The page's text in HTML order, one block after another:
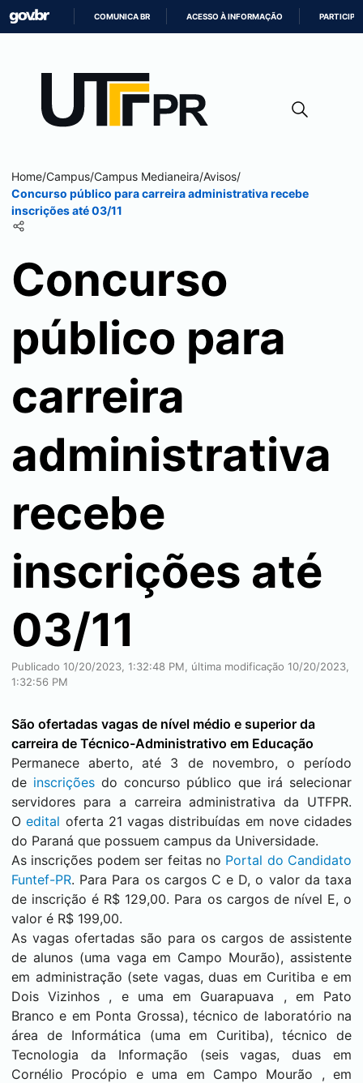
CONTEÚDO
COMUNICA BR ACESSO À INFORMAÇÃO PARTICIPE
Home/Campus/Campus Medianeira/Avisos/
Concurso público para carreira administrativa recebe
inscrições até 03/11
Concurso
público para
carreira
administrativa
recebe
inscrições até
03/11
Publicado 10/20/2023, 1:32:48 PM, última modificação 10/20/2023,
1:32:56 PM
São ofertadas vagas de nível médio e superior da
carreira de Técnico-Administrativo em Educação
Permanece aberto, até 3 de novembro, o período
de inscrições do concurso público que irá selecionar
servidores para a carreira administrativa da UTFPR.
Oedital oferta 21 vagas distribuídas em nove cidades
do Paraná que possuem campus da Universidade.
As inscrições podem ser feitas no Portal do Candidato
Funtef-PR. Para Para os cargos C e D, o valor da taxa
de inscrição é R$ 129,00. Para os cargos de nível E, o
valor é R$ 199,00.
As vagas ofertadas são para os cargos de assistente
de alunos (uma vaga em Campo Mourão), assistente
em administração (sete vagas, duas em Curitiba e em
Dois Vizinhos , e uma em Guarapuava , em Pato
Branco e em Ponta Grossa), técnico de laboratório na
área de Informática (uma em Curitiba), técnico de
Tecnologia da Informação (seis vagas, duas em
Cornélio Procópio e uma em Campo Mourão
, em